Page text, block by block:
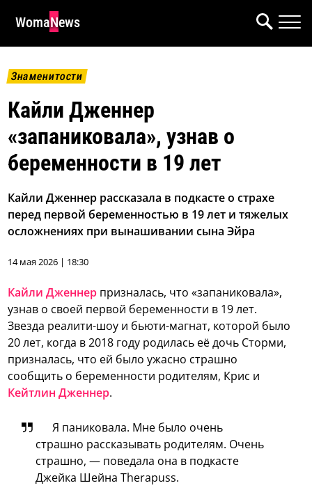
WomaNews
Знаменитости
Кайли Дженнер
«запаниковала», узнав о
беременности в 19 лет
Кайли Дженнер рассказала в подкасте о страхе
перед первой беременностью в 19 лет и тяжелых
осложнениях при вынашивании сына Эйра
14 мая 2026 | 18:30
Кайли Дженнер призналась, что «запаниковала»,
узнав о своей первой беременности в 19 лет.
Звезда реалити-шоу и бьюти-магнат, которой было
20 лет, когда в 2018 году родилась её дочь Сторми,
призналась, что ей было ужасно страшно
сообщить о беременности родителям, Крис и
Кейтлин Дженнер.
Я паниковала. Мне было очень
страшно рассказывать родителям. Очень
страшно, — поведала она в подкасте
Джейка Шейна Therapuss.